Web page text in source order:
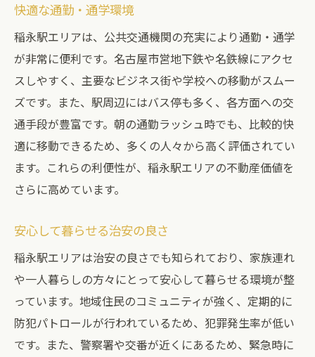
快適な通勤・通学環境
稲永駅エリアは、公共交通機関の充実により通勤・通学
が非常に便利です。名古屋市営地下鉄や名鉄線にアクセ
スしやすく、主要なビジネス街や学校への移動がスムー
ズです。また、駅周辺にはバス停も多く、各方面への交
通手段が豊富です。朝の通勤ラッシュ時でも、比較的快
適に移動できるため、多くの人々から高く評価されてい
ます。これらの利便性が、稲永駅エリアの不動産価値を
さらに高めています。
安心して暮らせる治安の良さ
稲永駅エリアは治安の良さでも知られており、家族連れ
や一人暮らしの方々にとって安心して暮らせる環境が整
っています。地域住民のコミュニティが強く、定期的に
防犯パトロールが行われているため、犯罪発生率が低い
です。また、警察署や交番が近くにあるため、緊急時に